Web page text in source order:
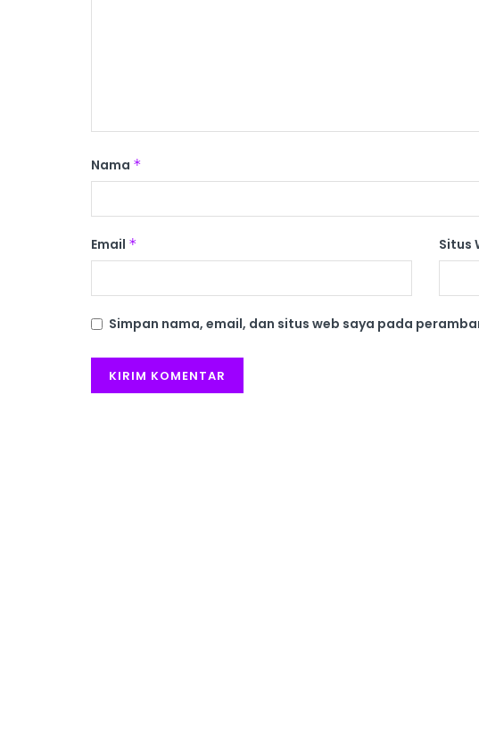
Nama *
Email * Situs
Simpan nama, email, dan situs web saya pada